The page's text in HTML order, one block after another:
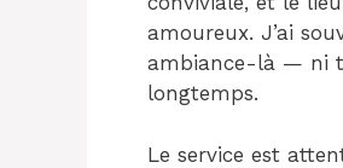
amoureux. J’ai
ambiance-là — ni
longtemps.
Le service est